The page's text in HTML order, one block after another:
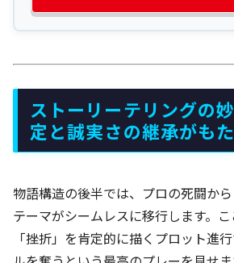
ストーリーテリングの
定と誠実さの継承がも
物語構造の後半では、プロの死闘か
テーマがシームレスに移行します。こ
「挫折」を肯定的に描くプロット進